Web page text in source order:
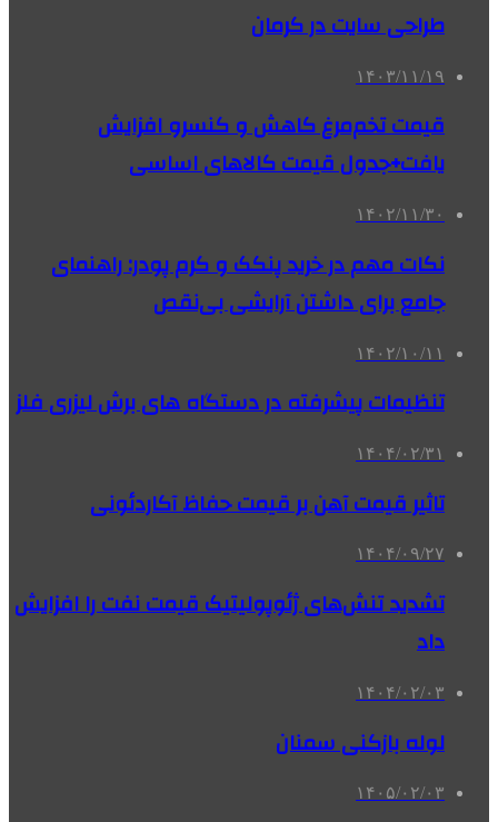
طراحی سایت در کرمان
۱۴۰۳/۱۱/۱۹
قیمت تخم‌مرغ کاهش و کنسرو افزایش
یافت+جدول قیمت کالاهای اساسی
۱۴۰۲/۱۱/۳۰
نکات مهم در خرید پنکک و کرم پودر: راهنمای
جامع برای داشتن آرایشی بی‌نقص
۱۴۰۲/۱۰/۱۱
تنظیمات پیشرفته در دستگاه های برش لیزری فلز
۱۴۰۴/۰۲/۳۱
تاثیر قیمت آهن بر قیمت حفاظ آکاردئونی
۱۴۰۴/۰۹/۲۷
تشدید تنش‌های ژئوپولیتیک قیمت نفت را افزایش
داد
۱۴۰۴/۰۲/۰۳
لوله بازکنی سمنان
۱۴۰۵/۰۲/۰۳